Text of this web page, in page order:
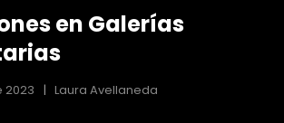
en Galerías
2023 Laura Avellaneda